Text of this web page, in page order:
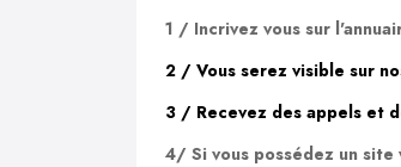
1 / Incrivez vous sur
2 / Vous serez visible sur
3 / Recevez des appels et
4/ Si vous possédez un